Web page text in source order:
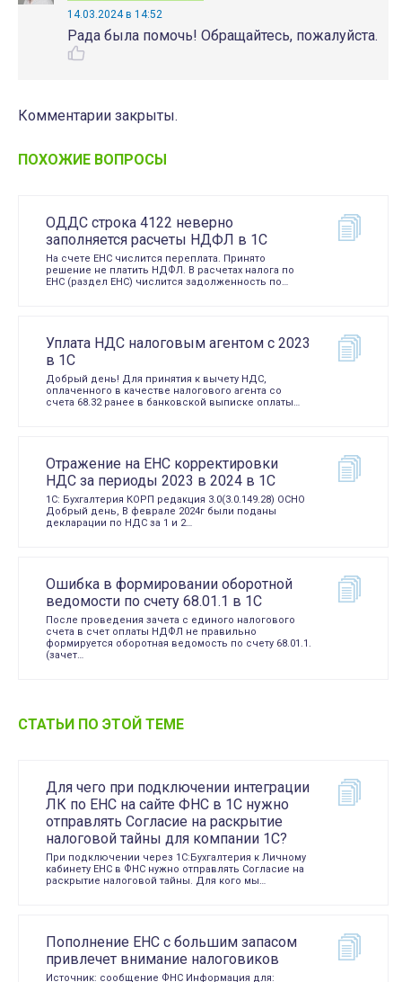
14.03.2024 в 14:52
Рада была помочь! Обращайтесь, пожалуйста.
Комментарии закрыты.
ПОХОЖИЕ ВОПРОСЫ
ОДДС строка 4122 неверно
заполняется расчеты НДФЛ в 1С
На счете ЕНС числится переплата. Принято
решение не платить НДФЛ. В расчетах налога по
ЕНС (раздел ЕНС) числится задолженность по…
Уплата НДС налоговым агентом с 2023
в 1С
Добрый день! Для принятия к вычету НДС,
оплаченного в качестве налогового агента со
счета 68.32 ранее в банковской выписке оплаты…
Отражение на ЕНС корректировки
НДС за периоды 2023 в 2024 в 1С
1С: Бухгалтерия КОРП редакция 3.0(3.0.149.28) ОСНО
Добрый день, В феврале 2024г были поданы
декларации по НДС за 1 и 2…
Ошибка в формировании оборотной
ведомости по счету 68.01.1 в 1С
После проведения зачета с единого налогового
счета в счет оплаты НДФЛ не правильно
формируется оборотная ведомость по счету 68.01.1.
(зачет…
СТАТЬИ ПО ЭТОЙ ТЕМЕ
Для чего при подключении интеграции
ЛК по ЕНС на сайте ФНС в 1С нужно
отправлять Согласие на раскрытие
налоговой тайны для компании 1С?
При подключении через 1С:Бухгалтерия к Личному
кабинету ЕНС в ФНС нужно отправлять Согласие на
раскрытие налоговой тайны. Для кого мы…
Пополнение ЕНС с большим запасом
привлечет внимание налоговиков
Источник: сообщение ФНС Информация для: